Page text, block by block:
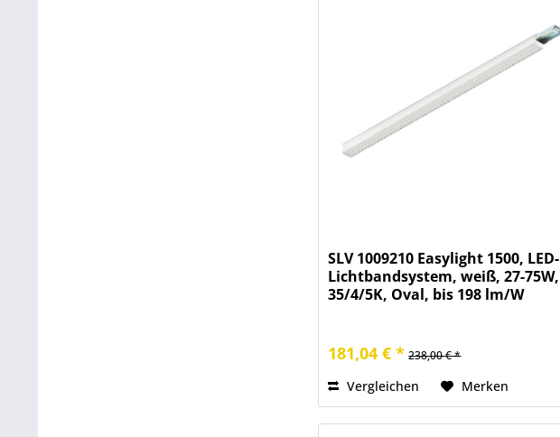
SLV 1009210 Easylight 1500, LED-
Lichtbandsystem, weiß, 27-75W,
35/4/5K, Oval, bis 198 lm/W
181,04 € * 238,00 € *
Vergleichen Merken